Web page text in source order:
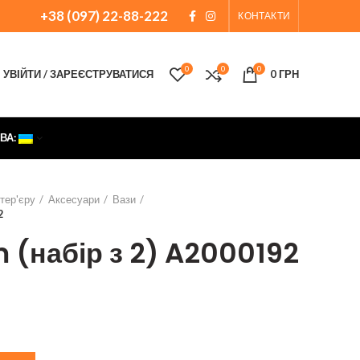
+38 (097) 22-88-222 КОНТАКТИ
УВІЙТИ / ЗАРЕЄСТРУВАТИСЯ 0 0 0 0ГРН
Аксесуари
Вази
(набір з 2) A2000192